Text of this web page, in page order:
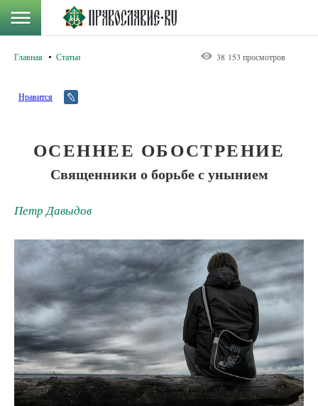
Главная Статьи 38 153 просмотров
Нравится
ОСЕННЕЕ ОБОСТРЕНИЕ
Священники о борьбе с унынием
Петр Давыдов